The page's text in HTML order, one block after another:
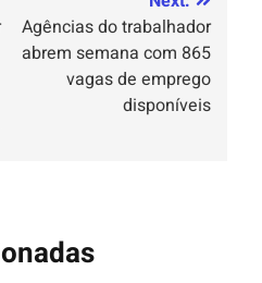
Agências do trabalhador
abrem semana com 865
vagas de emprego
disponíveis